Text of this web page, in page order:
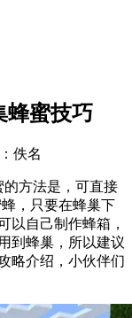
蜂蜜技巧
佚名
方法是，可直接
，只要在蜂巢下
以自己制作蜂箱，
到蜂巢，所以建议
略介绍，小伙伴们